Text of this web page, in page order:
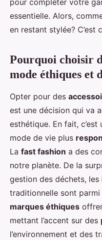
pour compléter votre
essentielle. Alors,
en restant stylée? C’est
Pourquoi choisir
mode éthiques et
Opter pour des
est une décision qui va
esthétique. En fait,
mode de vie plus
La fast fashion a des
notre planète. De la
gestion des déchets, les
traditionnelle sont
marques éthiques
mettant l’accent sur des
l’environnement et des